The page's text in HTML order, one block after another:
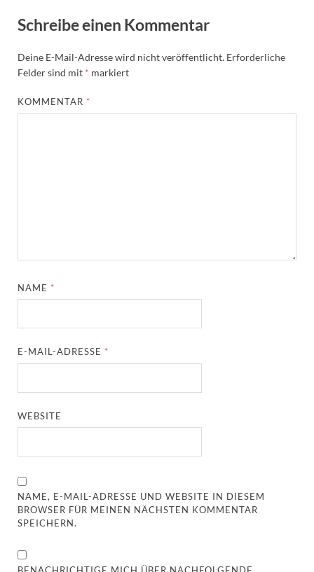
Schreibe einen Kommentar
Deine E-Mail-Adresse wird nicht veröffentlicht. Erforderliche
Felder sind mit * markiert
KOMMENTAR *
NAME *
E-MAIL-ADRESSE *
WEBSITE
NAME, E-MAIL-ADRESSE UND WEBSITE IN DIESEM
BROWSER FÜR MEINEN NÄCHSTEN KOMMENTAR
SPEICHERN.